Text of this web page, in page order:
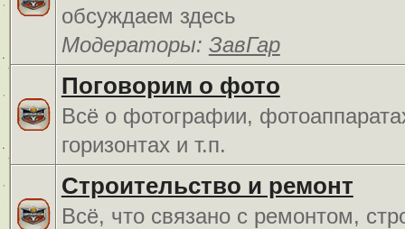
обсуждаем здесь
Модераторы: ЗавГар
Поговорим о фото
Всё о фотографии,
горизонтах и т.п.
Строительство и ремонт
Всё, что связано с ремонтом,